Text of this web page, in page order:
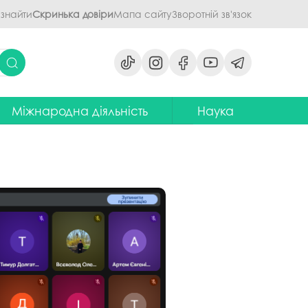
Скринька довіриМапа сайтуЗворотній зв'язок
процесу
діяльність
Міжнародна діяльність
європейської освіти та
Стратегія інтернаціоналізації
ПДАУ до 2030 року
європейський
Навчання в Польші
Проєкт програми Еразмус+,
Наука
Стартап-школа «ПроБізнес»
Інформаційно-
консультаційний центр
міжнародного методичного
забезпечення